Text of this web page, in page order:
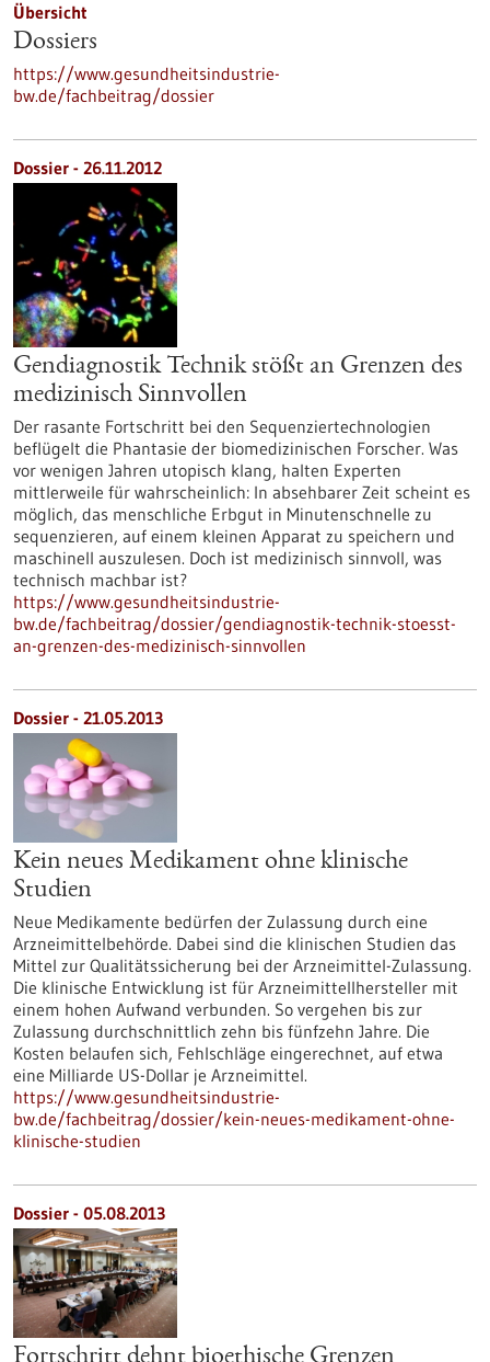
Übersicht
Dossiers
https://www.gesundheitsindustrie-
bw.de/fachbeitrag/dossier
Dossier - 26.11.2012
Gendiagnostik Technik stößt an Grenzen des
medizinisch Sinnvollen
Der rasante Fortschritt bei den Sequenziertechnologien
beflügelt die Phantasie der biomedizinischen Forscher. Was
vor wenigen Jahren utopisch klang, halten Experten
mittlerweile für wahrscheinlich: In absehbarer Zeit scheint es
möglich, das menschliche Erbgut in Minutenschnelle zu
sequenzieren, auf einem kleinen Apparat zu speichern und
maschinell auszulesen. Doch ist medizinisch sinnvoll, was
technisch machbar ist?
https://www.gesundheitsindustrie-
bw.de/fachbeitrag/dossier/gendiagnostik-technik-stoesst-
an-grenzen-des-medizinisch-sinnvollen
Dossier - 21.05.2013
Kein neues Medikament ohne klinische
Studien
Neue Medikamente bedürfen der Zulassung durch eine
Arzneimittelbehörde. Dabei sind die klinischen Studien das
Mittel zur Qualitätssicherung bei der Arzneimittel-Zulassung.
Die klinische Entwicklung ist für Arzneimittellhersteller mit
einem hohen Aufwand verbunden. So vergehen bis zur
Zulassung durchschnittlich zehn bis fünfzehn Jahre. Die
Kosten belaufen sich, Fehlschläge eingerechnet, auf etwa
eine Milliarde US-Dollar je Arzneimittel.
https://www.gesundheitsindustrie-
bw.de/fachbeitrag/dossier/kein-neues-medikament-ohne-
klinische-studien
Dossier - 05.08.2013